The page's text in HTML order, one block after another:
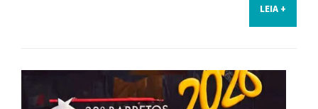
LEIA +